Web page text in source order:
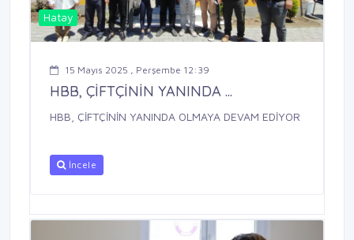
Hatay
15 Mayıs 2025 , Perşembe 12:39
HBB, ÇİFTÇİNİN YANINDA ...
HBB, ÇİFTÇİNİN YANINDA OLMAYA DEVAM EDİYOR
İncele